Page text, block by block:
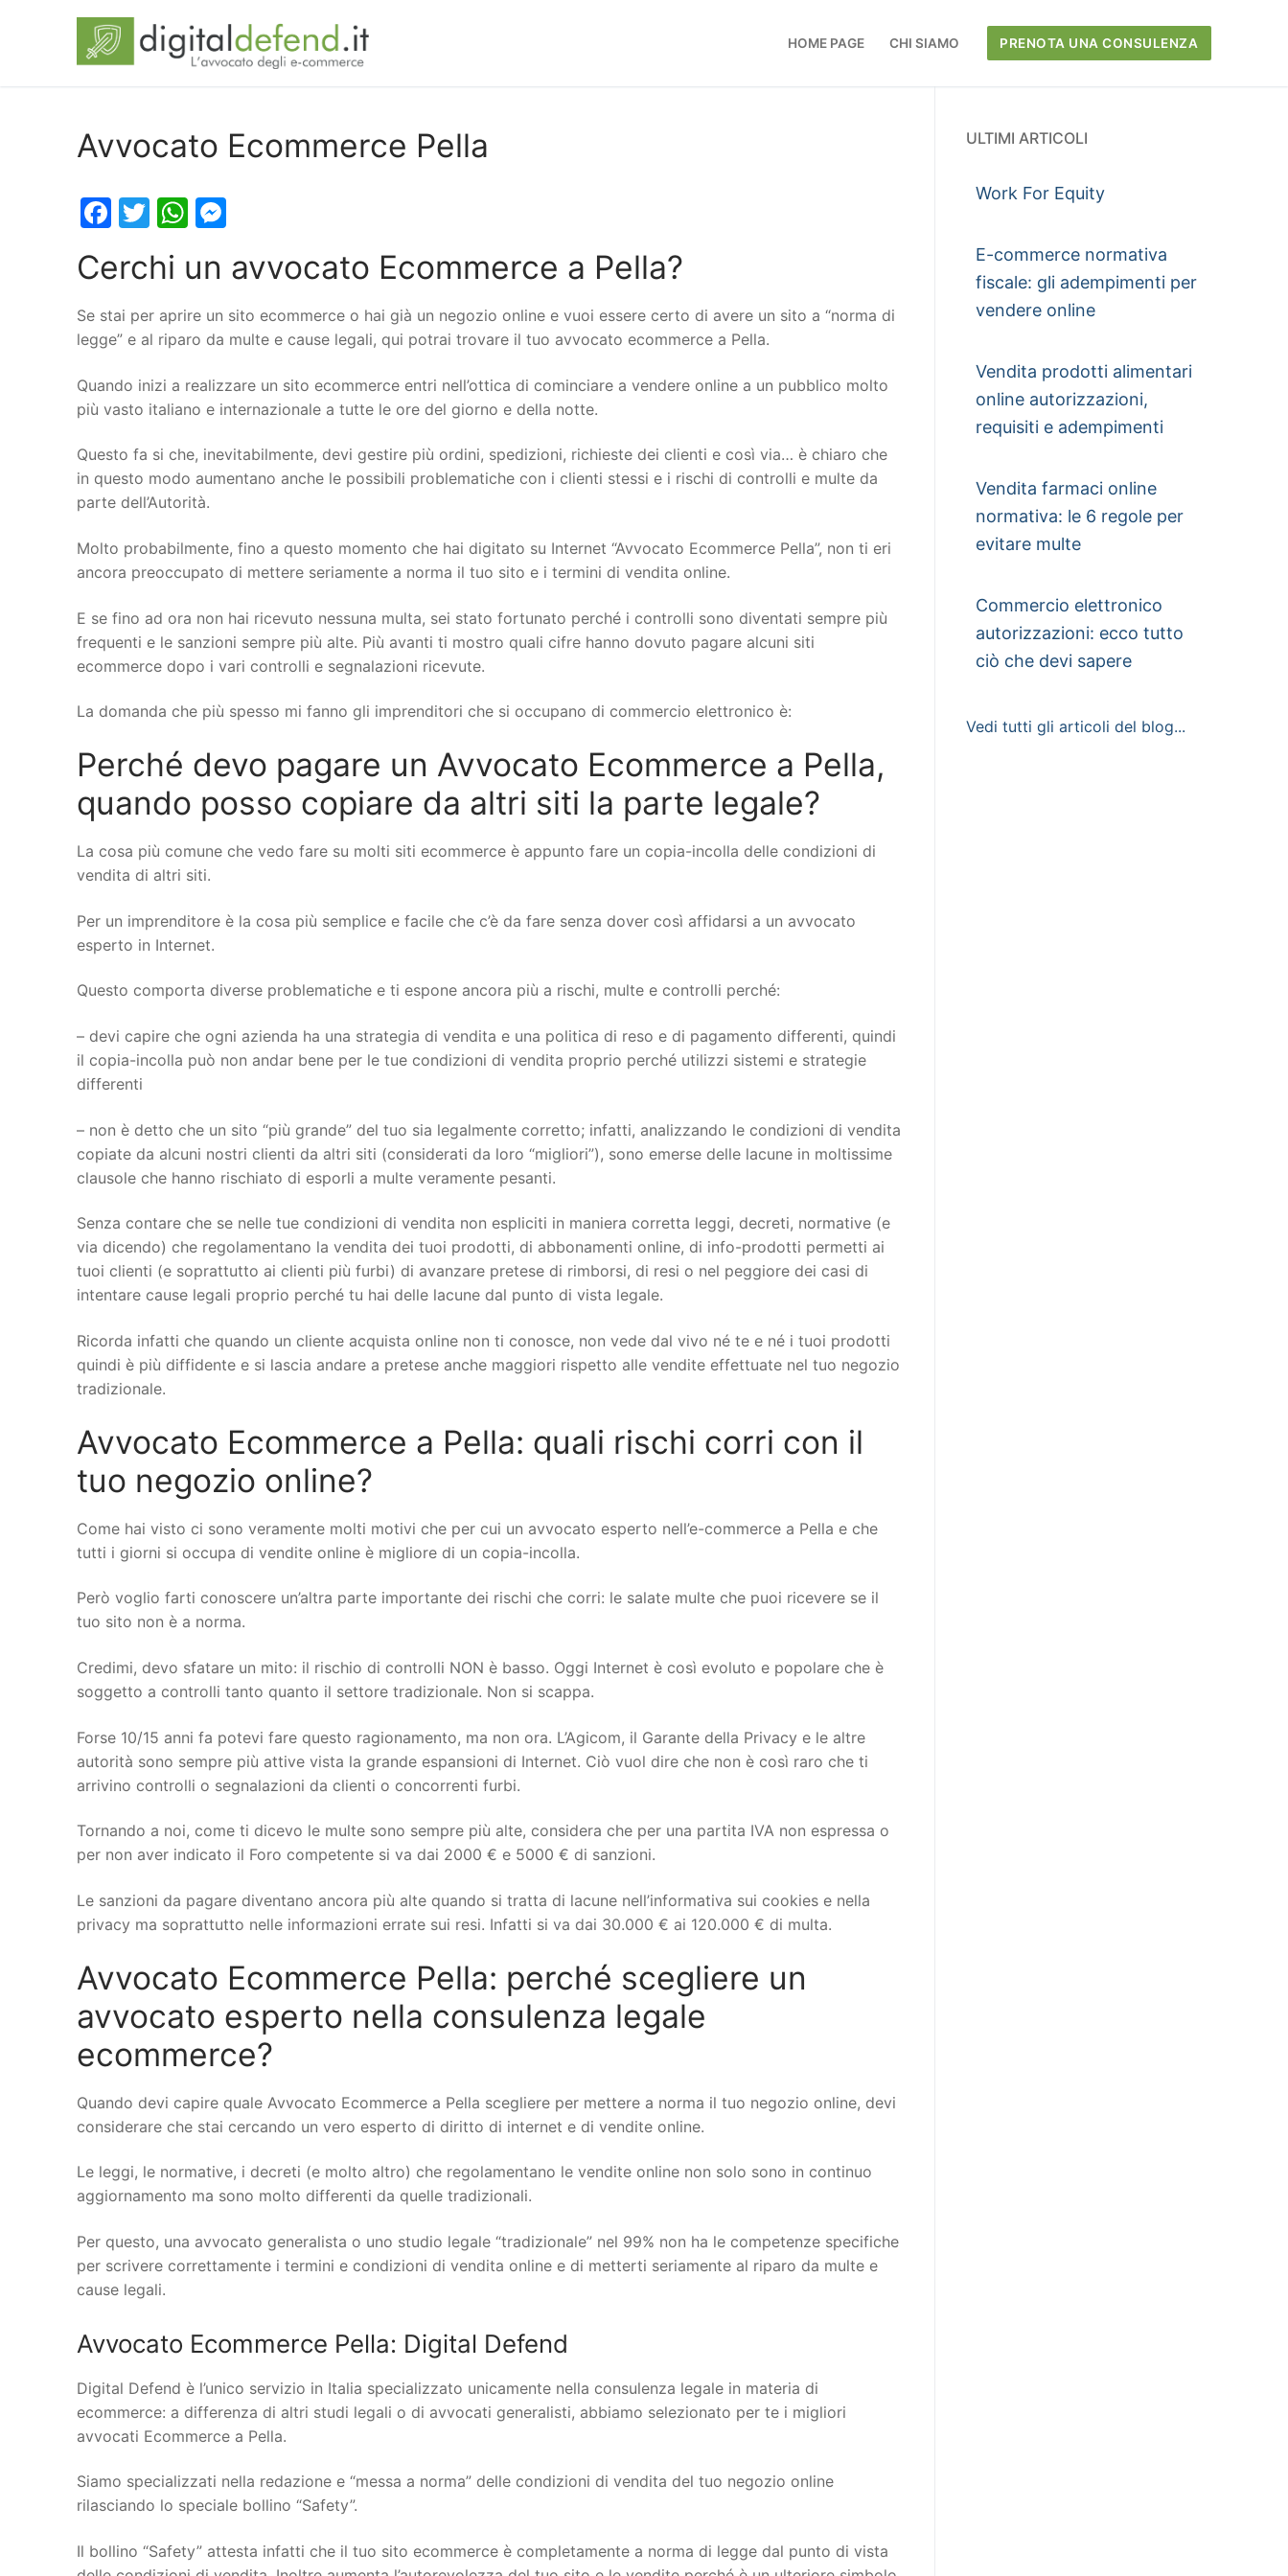
HOME PAGE CHI SIAMO PRENOTA UNA CONSULENZA
Avvocato Ecommerce Pella
Facebook
TwitterWhatsApp
Cerchi un avvocato Ecommerce a Pella?
Se stai per aprire un sito ecommerce o hai già un negozio online e vuoi essere certo di avere un sito a “norma di
legge” e al riparo da multe e cause legali, qui potrai trovare il tuo avvocato ecommerce a Pella.
Quando inizi a realizzare un sito ecommerce entri nell’ottica di cominciare a vendere online a un pubblico molto
più vasto italiano e internazionale a tutte le ore del giorno e della notte.
Questo fa si che, inevitabilmente, devi gestire più ordini, spedizioni, richieste dei clienti e così via… è chiaro che
in questo modo aumentano anche le possibili problematiche con i clienti stessi e i rischi di controlli e multe da
parte dell’Autorità.
Molto probabilmente, fino a questo momento che hai digitato su Internet “Avvocato Ecommerce Pella”, non ti eri
ancora preoccupato di mettere seriamente a norma il tuo sito e i termini di vendita online.
E se fino ad ora non hai ricevuto nessuna multa, sei stato fortunato perché i controlli sono diventati sempre più
frequenti e le sanzioni sempre più alte. Più avanti ti mostro quali cifre hanno dovuto pagare alcuni siti
ecommerce dopo i vari controlli e segnalazioni ricevute.
La domanda che più spesso mi fanno gli imprenditori che si occupano di commercio elettronico è:
Perché devo pagare un Avvocato Ecommerce a Pella,
quando posso copiare da altri siti la parte legale?
La cosa più comune che vedo fare su molti siti ecommerce è appunto fare un copia-incolla delle condizioni di
vendita di altri siti.
Per un imprenditore è la cosa più semplice e facile che c’è da fare senza dover così affidarsi a un avvocato
esperto in Internet.
Questo comporta diverse problematiche e ti espone ancora più a rischi, multe e controlli perché:
– devi capire che ogni azienda ha una strategia di vendita e una politica di reso e di pagamento differenti, quindi
il copia-incolla può non andar bene per le tue condizioni di vendita proprio perché utilizzi sistemi e strategie
differenti
– non è detto che un sito “più grande” del tuo sia legalmente corretto; infatti, analizzando le condizioni di vendita
copiate da alcuni nostri clienti da altri siti (considerati da loro “migliori”), sono emerse delle lacune in moltissime
clausole che hanno rischiato di esporli a multe veramente pesanti.
Senza contare che se nelle tue condizioni di vendita non espliciti in maniera corretta leggi, decreti, normative (e
via dicendo) che regolamentano la vendita dei tuoi prodotti, di abbonamenti online, di info-prodotti permetti ai
tuoi clienti (e soprattutto ai clienti più furbi) di avanzare pretese di rimborsi, di resi o nel peggiore dei casi di
intentare cause legali proprio perché tu hai delle lacune dal punto di vista legale.
Ricorda infatti che quando un cliente acquista online non ti conosce, non vede dal vivo né te e né i tuoi prodotti
quindi è più diffidente e si lascia andare a pretese anche maggiori rispetto alle vendite effettuate nel tuo negozio
tradizionale.
Avvocato Ecommerce a Pella: quali rischi corri con il
tuo negozio online?
Come hai visto ci sono veramente molti motivi che per cui un avvocato esperto nell’e-commerce a Pella e che
tutti i giorni si occupa di vendite online è migliore di un copia-incolla.
Però voglio farti conoscere un’altra parte importante dei rischi che corri: le salate multe che puoi ricevere se il
tuo sito non è a norma.
Credimi, devo sfatare un mito: il rischio di controlli NON è basso. Oggi Internet è così evoluto e popolare che è
soggetto a controlli tanto quanto il settore tradizionale. Non si scappa.
Forse 10/15 anni fa potevi fare questo ragionamento, ma non ora. L’Agicom, il Garante della Privacy e le altre
autorità sono sempre più attive vista la grande espansioni di Internet. Ciò vuol dire che non è così raro che ti
arrivino controlli o segnalazioni da clienti o concorrenti furbi.
Tornando a noi, come ti dicevo le multe sono sempre più alte, considera che per una partita IVA non espressa o
per non aver indicato il Foro competente si va dai 2000 € e 5000 € di sanzioni.
Le sanzioni da pagare diventano ancora più alte quando si tratta di lacune nell’informativa sui cookies e nella
privacy ma soprattutto nelle informazioni errate sui resi. Infatti si va dai 30.000 € ai 120.000 € di multa.
Avvocato Ecommerce Pella: perché scegliere un
avvocato esperto nella consulenza legale
ecommerce?
Quando devi capire quale Avvocato Ecommerce a Pella scegliere per mettere a norma il tuo negozio online, devi
considerare che stai cercando un vero esperto di diritto di internet e di vendite online.
Le leggi, le normative, i decreti (e molto altro) che regolamentano le vendite online non solo sono in continuo
aggiornamento ma sono molto differenti da quelle tradizionali.
Per questo, una avvocato generalista o uno studio legale “tradizionale” nel 99% non ha le competenze specifiche
per scrivere correttamente i termini e condizioni di vendita online e di metterti seriamente al riparo da multe e
cause legali.
Avvocato Ecommerce Pella: Digital Defend
Digital Defend è l’unico servizio in Italia specializzato unicamente nella consulenza legale in materia di
ecommerce: a differenza di altri studi legali o di avvocati generalisti, abbiamo selezionato per te i migliori
avvocati Ecommerce a Pella.
Siamo specializzati nella redazione e “messa a norma” delle condizioni di vendita del tuo negozio online
rilasciando lo speciale bollino “Safety”.
Il bollino “Safety” attesta infatti che il tuo sito ecommerce è completamente a norma di legge dal punto di vista
ULTIMI ARTICOLI
Work For Equity
E-commerce normativa
fiscale: gli adempimenti per
vendere online
Vendita prodotti alimentari
online autorizzazioni,
requisiti e adempimenti
Vendita farmaci online
normativa: le 6 regole per
evitare multe
Commercio elettronico
autorizzazioni: ecco tutto
ciò che devi sapere
Vedi tutti gli articoli del blog...